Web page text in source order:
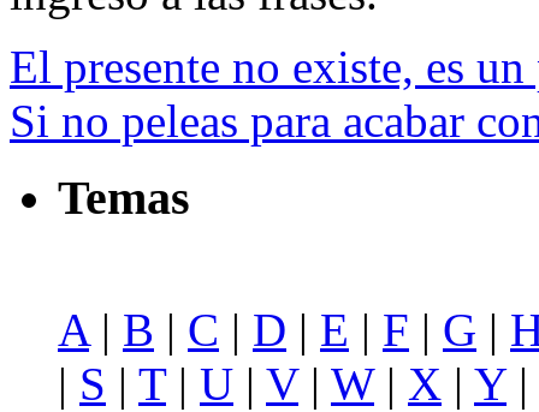
El presente no existe, es
Si no peleas para acabar
Temas
A| B | C | D | E | F | G |
| S | T| U | V| W| X | Y|